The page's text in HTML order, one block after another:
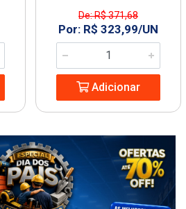
De: R$ 371,68
Por: R$ 323,99/UN
Adicionar